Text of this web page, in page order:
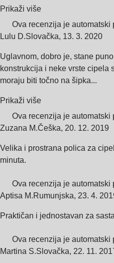
Prikaži više
Ova recenzija je automatski
Lulu D.Slovačka, 13. 3. 2020
Uglavnom, dobro je, stane
konstrukcija i neke vrste cipela
moraju biti točno na šipka...
Prikaži više
Ova recenzija je automatski
Zuzana M.Češka, 20. 12. 2019
Velika i prostrana polica za
minuta.
Ova recenzija je automatski
Aptisa M.Rumunjska, 23. 4.
Praktičan i jednostavan za
Ova recenzija je automatski
Martina S.Slovačka, 22. 11.